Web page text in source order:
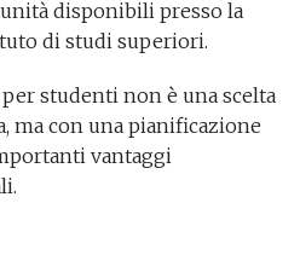
disponibili presso la
di studi superiori.
studenti non è una scelta
ma con una pianificazione
vantaggi